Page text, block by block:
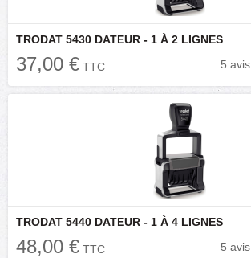
TRODAT 5430 DATEUR - 1 À 2 LIGNES
37,00 € TTC 5 avis
TRODAT 5440 DATEUR - 1 À 4 LIGNES
48,00 € TTC 5 avis